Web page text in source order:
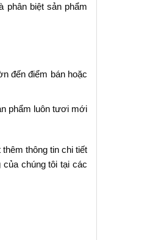
phân biệt sản phẩm
đến điểm bán hoặc
phẩm luôn tươi mới
thông tin chi tiết
chúng tôi tại các